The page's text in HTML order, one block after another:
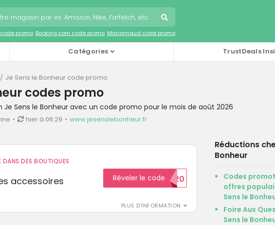
promo Booking.com code promo Marionnaud code promo
Catégories TrustDeals
Je Sens le Bonheur code promo
codes promo
Sens le Bonheur avec un code promo pour le mois de août 2026
hier à 06:29 www.jesenslebonheur.fr
DANS DES BOUTIQUES
accessoires
PLUS D'INFORMATION
Réveler le code
BIENVENUE20
Réductions
Bonheur
Codes
offres
Sens le
Foire Aux
Sens le